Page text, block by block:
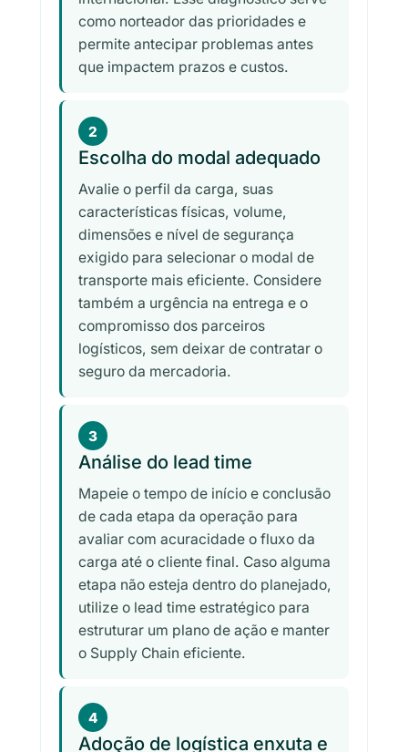
como norteador das prioridades e
permite antecipar problemas antes
que impactem prazos e custos.
2
Escolha do modal adequado
Avalie o perfil da carga, suas
características físicas, volume,
dimensões e nível de segurança
exigido para selecionar o modal de
transporte mais eficiente. Considere
também a urgência na entrega e o
compromisso dos parceiros
logísticos, sem deixar de contratar o
seguro da mercadoria.
3
Análise do lead time
Mapeie o tempo de início e conclusão
de cada etapa da operação para
avaliar com acuracidade o fluxo da
carga até o cliente final. Caso alguma
etapa não esteja dentro do planejado,
utilize o lead time estratégico para
estruturar um plano de ação e manter
o Supply Chain eficiente.
4
Adoção de logística enxuta e